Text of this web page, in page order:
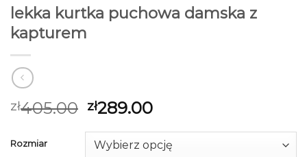
lekka kurtka puchowa damska z
kapturem
zł405.00 zł289.00
Rozmiar